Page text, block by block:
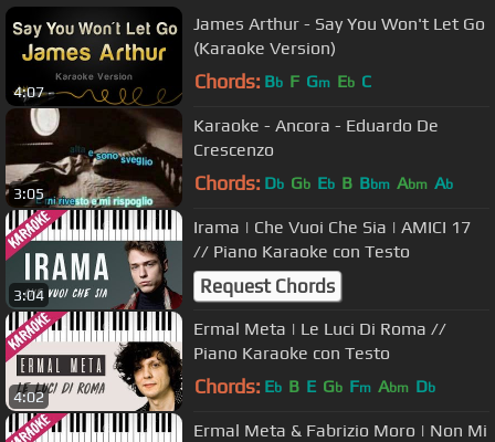
4:07
James Arthur - Say You Won't Let Go
(Karaoke Version)
Chords: Bb F Gm Eb C
3:05
Karaoke - Ancora - Eduardo De
Crescenzo
Chords: Db Gb Eb B Bbm Abm Ab
3:04
Irama | Che Vuoi Che Sia | AMICI 17
// Piano Karaoke con Testo
Request Chords
4:02
Ermal Meta | Le Luci Di Roma //
Piano Karaoke con Testo
Chords: Eb B E Gb Fm Abm Db
Ermal Meta & Fabrizio Moro | Non Mi